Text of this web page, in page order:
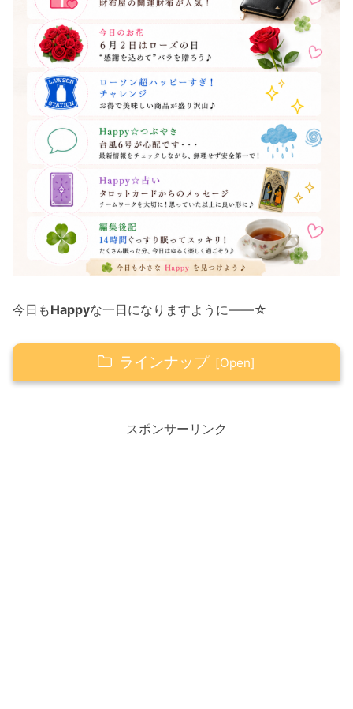
今日もHappyな一日になりますように――☆
ラインナップ
財布屋｜あなたを幸せにする開運の財布
スポンサーリンク